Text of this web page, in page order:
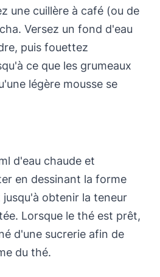
une cuillère à café (ou de
Versez un fond d'eau
puis fouettez
ce que les grumeaux
légère mousse se
d'eau chaude et
en dessinant la forme
obtenir la teneur
Lorsque le thé est prêt,
d'une sucrerie afin de
du thé.